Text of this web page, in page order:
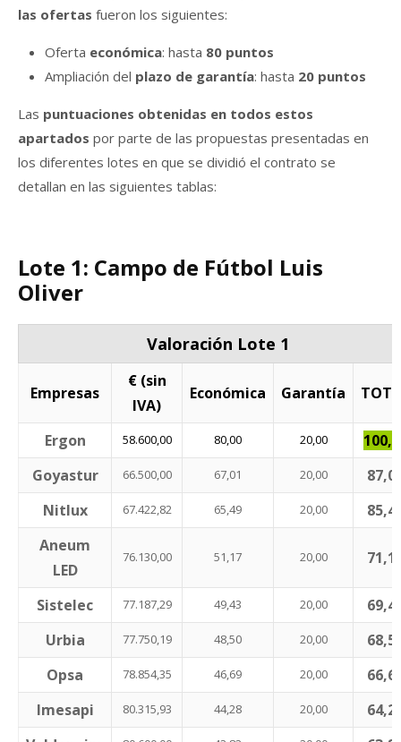
las ofertas fueron los siguientes:
Oferta económica: hasta 80 puntos
Ampliación del plazo de garantía: hasta 20 puntos
Las puntuaciones obtenidas en todos estos
apartados por parte de las propuestas presentadas en
los diferentes lotes en que se dividió el contrato se
detallan en las siguientes tablas:
Lote 1: Campo de Fútbol Luis
Oliver
Valoración Lote 1
Empresas
€ (sin
IVA)
Económica Garantía
Ergon 58.600,00 80,00 20,00
Goyastur
66.500,00 67,01 20,00
Nitlux
67.422,82 65,49 20,00
Aneum
LED
76.130,00 51,17 20,00
Sistelec 77.187,29 49,43 20,00
Urbia
77.750,19 48,50 20,00
Opsa
78.854,35 46,69 20,00
Imesapi
80.315,93 44,28 20,00